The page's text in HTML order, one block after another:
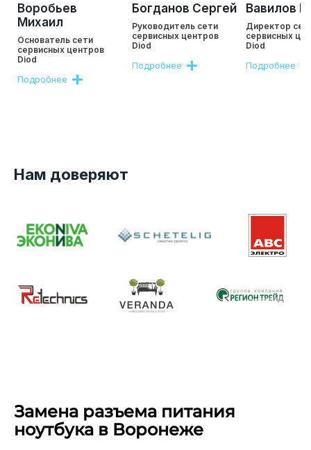
Воробьев
Михаил
Основатель сети
сервисных центров
Diod
Подробнее
Богданов Сергей
Руководитель сети
сервисных центров
Diod
Подробнее
Вавилов
Директор
сервисных
Diod
Подробнее
Нам доверяют
Замена разъема питания
ноутбука в Воронеже